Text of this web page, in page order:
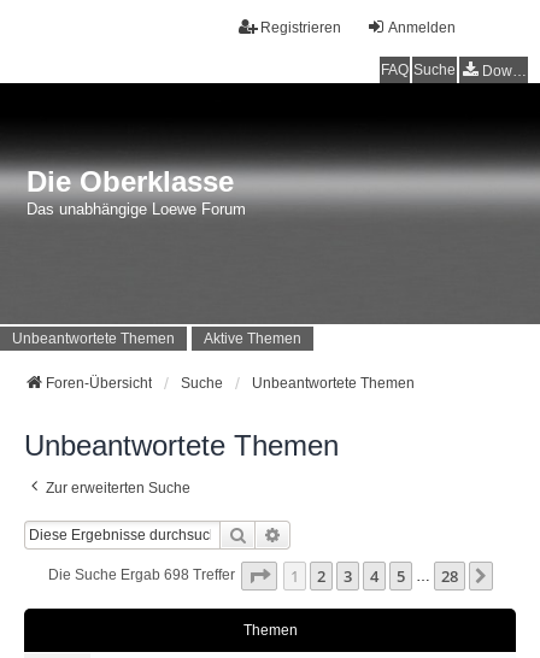
Anmelden
Registrieren
FAQ Suche Downloads
Die Oberklasse
Das unabhängige Loewe Forum
Unbeantwortete Themen Aktive Themen
Foren-Übersicht Suche Unbeantwortete Themen
Unbeantwortete Themen
Zur erweiterten Suche
Suche
Die Suche Ergab 698 Treffer Seite 1Von 28
1 2 3 4 5 … 28
Themen